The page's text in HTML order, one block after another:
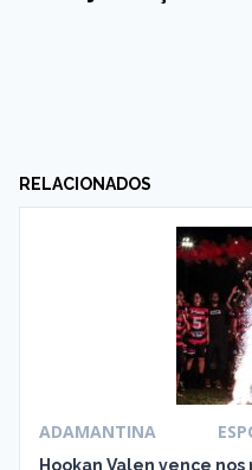
RELACIONADOS
ADAMANTINA
Hookan Valen vence